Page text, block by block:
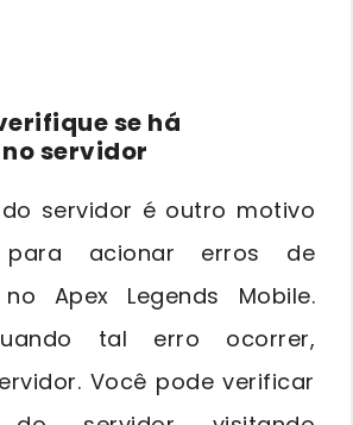
se há
servidor
servidor é outro motivo
para acionar erros de
Apex Legends Mobile.
tal erro ocorrer,
Você pode verificar